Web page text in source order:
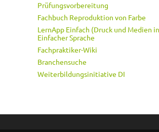
Prüfungsvorbereitung
Fachbuch Reproduktion von Farbe
LernApp Einfach (Druck und Medien in
Einfacher Sprache
Fachpraktiker-Wiki
Branchensuche
Weiterbildungsinitiative DI